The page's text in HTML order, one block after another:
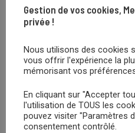
défectueux. Et
plutôt de
Rechercher :
Gestion de vos cookies,
privée !
Nous utilisons des cookies
vous offrir l'expérience la
mémorisant vos
En cliquant sur "Accepter
l'utilisation de TOUS les
pouvez visiter "Paramètres
consentement contrôlé.